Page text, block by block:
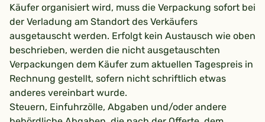
Käufer organisiert wird, muss die Verpackung sofort bei
der Verladung am Standort des Verkäufers
ausgetauscht werden. Erfolgt kein Austausch wie oben
beschrieben, werden die nicht ausgetauschten
Verpackungen dem Käufer zum aktuellen Tagespreis in
Rechnung gestellt, sofern nicht schriftlich etwas
anderes vereinbart wurde.
Steuern, Einfuhrzölle, Abgaben und/oder andere